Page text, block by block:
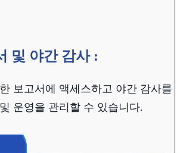
및 야간 감사 :
보고서에 액세스하고 야간 감사를
운영을 관리할 수 있습니다.